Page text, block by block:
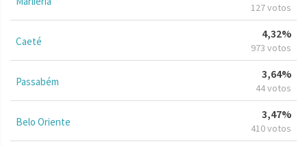
127 votos
Caeté
4,32%
973 votos
Passabém
3,64%
44 votos
Belo Oriente
3,47%
410 votos